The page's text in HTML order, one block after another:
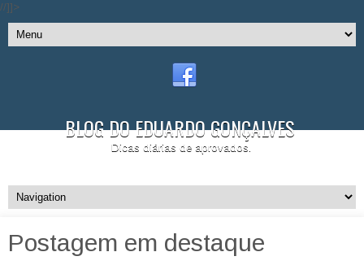
//]]>
BLOG DO EDUARDO GONÇALVES
Dicas diárias de aprovados.
Postagem em destaque